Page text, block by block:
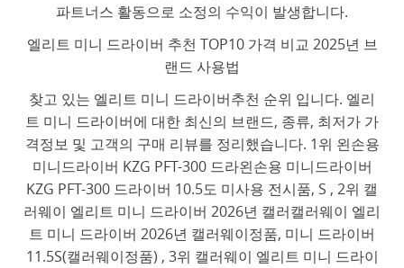
파트너스 활동으로 소정의 수익이 발생합니다.
엘리트 미니 드라이버 추천 TOP10 가격 비교 2025년 브
랜드 사용법
찾고 있는 엘리트 미니 드라이버추천 순위 입니다. 엘리
트 미니 드라이버에 대한 최신의 브랜드, 종류, 최저가 가
격정보 및 고객의 구매 리뷰를 정리했습니다. 1위 왼손용
미니드라이버 KZG PFT-300 드라왼손용 미니드라이버
KZG PFT-300 드라이버 10.5도 미사용 전시품, S , 2위 캘
러웨이 엘리트 미니 드라이버 2026년 캘러캘러웨이 엘리
트 미니 드라이버 2026년 캘러웨이정품, 미니 드라이버
11.5S(캘러웨이정품) , 3위 캘러웨이 엘리트 미니 드라이